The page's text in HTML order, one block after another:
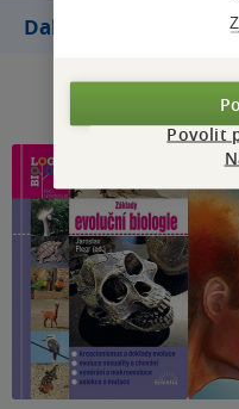
Další knihy autora
Povolit